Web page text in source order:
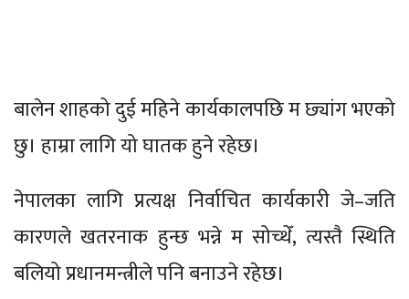
बालेन शाहको दुई महिने कार्यकालपछि म छ्यांग भएको
छु। हाम्रा लागि यो घातक हुने रहेछ।
नेपालका लागि प्रत्यक्ष निर्वाचित कार्यकारी जे–जति
कारणले खतरनाक हुन्छ भन्ने म सोच्थेँ, त्यस्तै स्थिति
बलियो प्रधानमन्त्रीले पनि बनाउने रहेछ।